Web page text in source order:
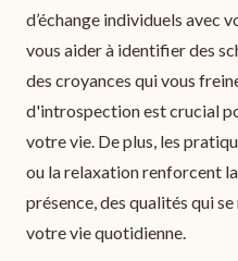
d’échange individuels avec
vous aider à identifier des
des croyances qui vous
d'introspection est crucial
votre vie. De plus, les
ou la relaxation renforcent
présence, des qualités qui
votre vie quotidienne.